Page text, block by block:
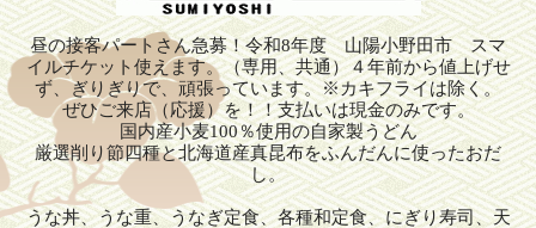
昼の接客パートさん急募！令和8年度 山陽小野田市 スマ
イルチケット使えます。（専用、共通）４年前から値上げせ
ず、ぎりぎりで、頑張っています。※カキフライは除く。
ぜひご来店（応援）を！！支払いは現金のみです。
国内産小麦100％使用の自家製うどん
厳選削り節四種と北海道産真昆布をふんだんに使ったおだ
し。
うな丼、うな重、うなぎ定食、各種和定食、にぎり寿司、天